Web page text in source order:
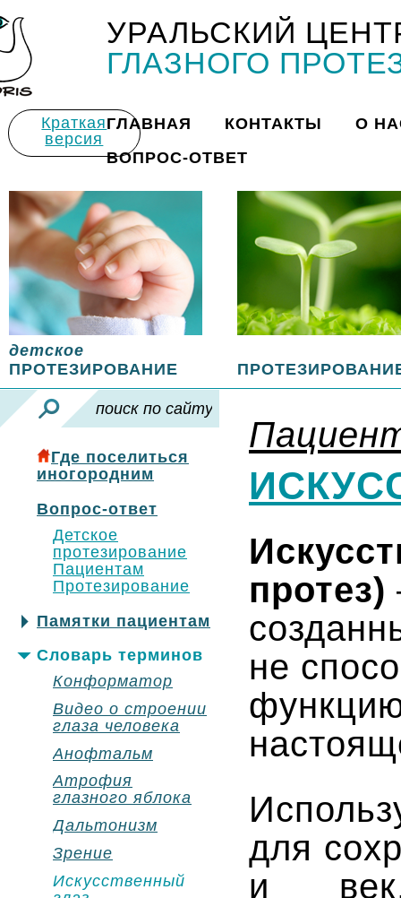
УРАЛЬСКИЙ
ГЛАЗНОГО
Краткая
версия
ГЛАВНАЯ КОНТАКТЫ
О
ВОПРОС-ОТВЕТ
детское
ПРОТЕЗИРОВАНИЕ
Где поселиться
иногородним
Вопрос-ответ
Детское
протезирование
Пациентам
Протезирование
Памятки пациентам
Словарь терминов
Конформатор
Видео о строении
глаза человека
Анофтальм
Атрофия
глазного яблока
Дальтонизм
Зрение
Искусственный
протез)
не
для
и